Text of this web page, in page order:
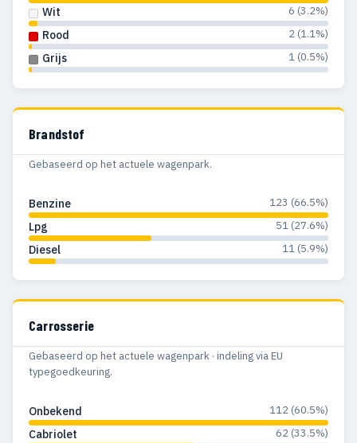
Wit 6 (3.2%)
Rood 2 (1.1%)
Grijs 1 (0.5%)
Brandstof
Gebaseerd op het actuele wagenpark.
Benzine 123 (66.5%)
Lpg 51 (27.6%)
Diesel 11 (5.9%)
Carrosserie
Gebaseerd op het actuele wagenpark · indeling via EU
typegoedkeuring.
Onbekend 112 (60.5%)
Cabriolet 62 (33.5%)